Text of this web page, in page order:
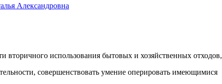
Александровна
вторичного использования бытовых и хозяйственных отходов,
совершенствовать умение оперировать имеющимися